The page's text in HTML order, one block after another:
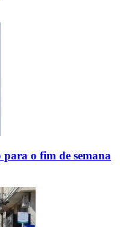
para o fim de semana